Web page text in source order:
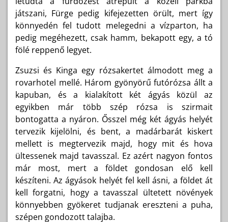
játszani, Fürge pedig kifejezetten örült, mert így
könnyedén fel tudott melegedni a vízparton, ha
pedig megéhezett, csak hamm, bekapott egy, a tó
fölé reppenő legyet.
Zsuzsi és Kinga egy rózsakertet álmodott meg a
rovarhotel mellé. Három gyönyörű futórózsa állt a
kapuban, és a kialakított két ágyás közül az
egyikben már több szép rózsa is szirmait
bontogatta a nyáron. Ősszel még két ágyás helyét
tervezik kijelölni, és bent, a madárbarát kiskert
mellett is megtervezik majd, hogy mit és hova
ültessenek majd tavasszal. Ez azért nagyon fontos
már most, mert a földet gondosan elő kell
készíteni. Az ágyások helyét fel kell ásni, a földet át
kell forgatni, hogy a tavasszal ültetett növények
könnyebben gyökeret tudjanak ereszteni a puha,
szépen gondozott talajba.